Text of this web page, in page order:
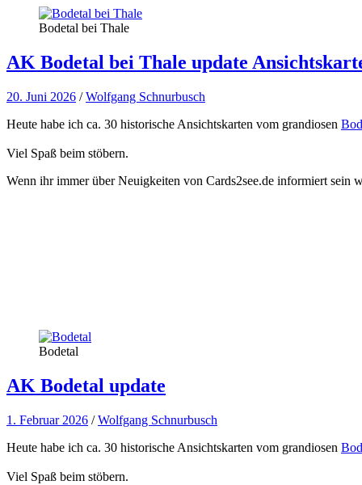
Bodetal bei Thale
AK Bodetal bei Thale update
20. Juni 2026 /Wolfgang Schnurbusch
Heute habe ich ca. 30 historische Ansichtskarten vom grandiosen
Viel Spaß beim stöbern.
Wenn ihr immer über Neuigkeiten von Cards2see.de informiert sein
Bodetal
AK Bodetal update
1. Februar 2026 /Wolfgang Schnurbusch
Heute habe ich ca. 30 historische Ansichtskarten vom grandiosen
Viel Spaß beim stöbern.